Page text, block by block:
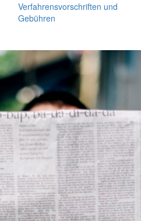
Verfahrensvorschriften und
Gebühren